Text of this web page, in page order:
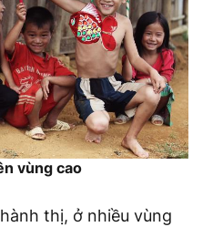
vùng cao
thị, ở nhiều vùng